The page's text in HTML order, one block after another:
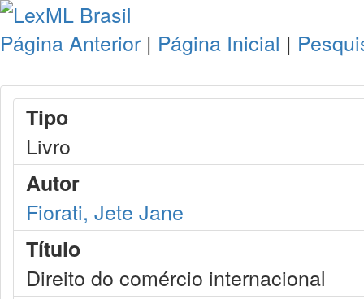
Página Anterior | Página Inicial |
Tipo
Livro
Autor
Fiorati, Jete Jane
Título
Direito do comércio internacional